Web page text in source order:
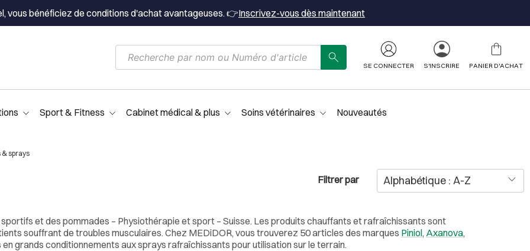
vous bénéficiez de conditions d'achat avantageuses. 👉Inscrivez-vous dès maintenant
SE CONNECTER S'INSCRIRE PANIER D'ACHAT
Sport & Fitness Cabinet médical & plus Soins vétérinaires Nouveautés
sprays
Filtrer par
et des pommades – Physiothérapie et sport – Suisse. Les produits chauffants et rafraîchissants sont
souffrant de troubles musculaires. Chez MEDiDOR, vous trouverez 50 articles des marques Piniol, Axanova,
grands conditionnements aux sprays rafraîchissants pour utilisation sur le terrain.